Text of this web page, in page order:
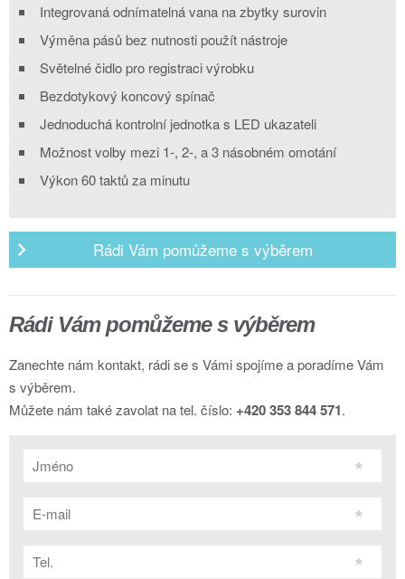
Integrovaná odnímatelná vana na zbytky surovin
Výměna pásů bez nutnosti použít nástroje
Světelné čidlo pro registraci výrobku
Bezdotykový koncový spínač
Jednoduchá kontrolní jednotka s LED ukazateli
Možnost volby mezi 1-, 2-, a 3 násobném omotání
Výkon 60 taktů za minutu
Rádi Vám pomůžeme s výběrem
Rádi Vám pomůžeme s výběrem
Zanechte nám kontakt, rádi se s Vámi spojíme a poradíme Vám
s výběrem.
Můžete nám také zavolat na tel. číslo: +420 353 844 571.